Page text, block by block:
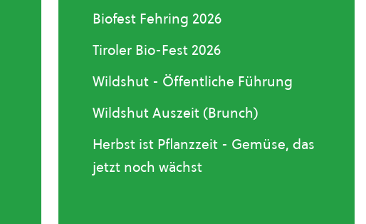
Biofest Fehring 2026
Tiroler Bio-Fest 2026
Wildshut - Öffentliche Führung
Wildshut Auszeit (Brunch)
Herbst ist Pflanzzeit - Gemüse, das
jetzt noch wächst